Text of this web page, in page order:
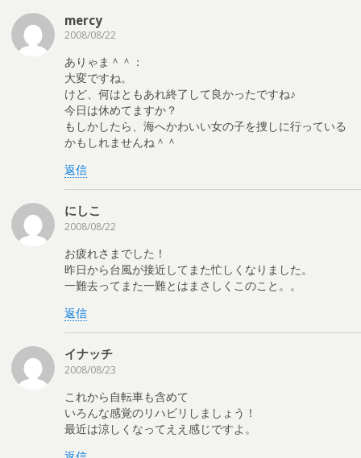
mercy
2008/08/22
ありゃま＾＾：
大変ですね。
けど、何はともあれ終了して良かったですね♪
今日は休めてますか？
もしかしたら、海へかわいい女の子を捜しに行っている
かもしれませんね＾＾
返信
にしこ
2008/08/22
お疲れさまでした！
昨日から台風が接近してまた忙しくなりました。
一難去ってまた一難とはまさしくこのこと。。
返信
イナッチ
2008/08/23
これから自転車も含めて
いろんな感覚のリハビリしましょう！
最近は涼しくなってええ感じですよ。